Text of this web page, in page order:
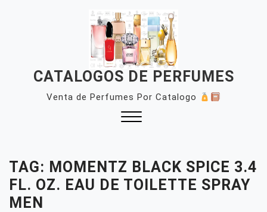
CATALOGOS DE PERFUMES
Venta de Perfumes Por Catalogo
TAG: MOMENTZ BLACK SPICE 3.4
FL. OZ. EAU DE TOILETTE SPRAY
MEN